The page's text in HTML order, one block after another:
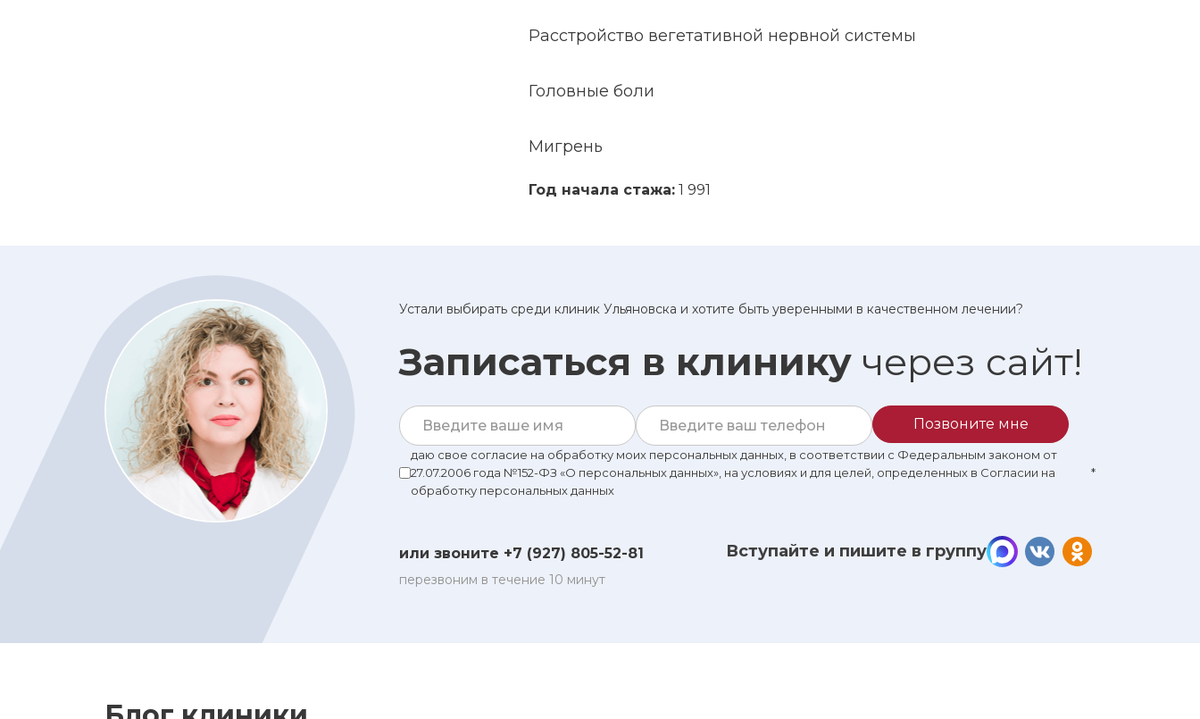
Расстройство вегетативной нервной системы
Головные боли
Мигрень
Год начала стажа: 1 991
Устали выбирать среди клиник Ульяновска и хотите быть уверенными в качественном лечении?
Записаться в клинику через сайт!
даю свое согласие на обработку моих персональных данных, в соответствии с Федеральным законом от
27.07.2006 года №152-ФЗ «О персональных данных», на условиях и для целей, определенных в Согласии на
обработку персональных данных
*
Позвоните мне
или звоните +7 (927) 805-52-81
перезвоним в течение 10 минут
Вступайте и пишите в группу